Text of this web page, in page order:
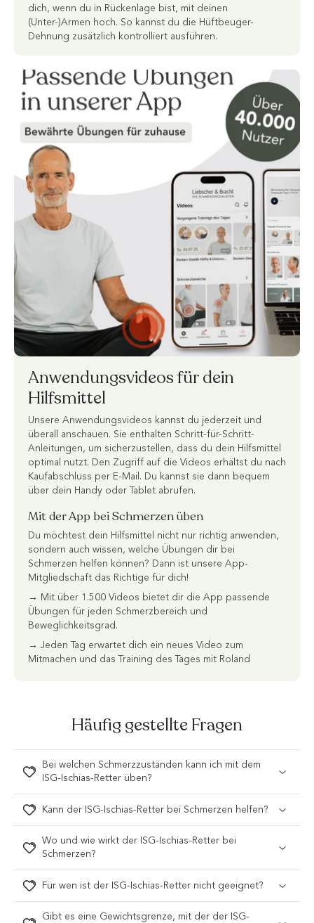
dich, wenn du in Rückenlage bist, mit deinen
(Unter-)Armen hoch. So kannst du die Hüftbeuger-
Dehnung zusätzlich kontrolliert ausführen.
Anwendungsvideos für dein
Hilfsmittel
Unsere Anwendungsvideos kannst du jederzeit und
überall anschauen. Sie enthalten Schritt-für-Schritt-
Anleitungen, um sicherzustellen, dass du dein Hilfsmittel
optimal nutzt. Den Zugriff auf die Videos erhältst du nach
Kaufabschluss per E-Mail. Du kannst sie dann bequem
über dein Handy oder Tablet abrufen.
Mit der App bei Schmerzen üben
Du möchtest dein Hilfsmittel nicht nur richtig anwenden,
sondern auch wissen, welche Übungen dir bei
Schmerzen helfen können? Dann ist unsere App-
Mitgliedschaft das Richtige für dich!
→ Mit über 1.500 Videos bietet dir die App passende
Übungen für jeden Schmerzbereich und
Beweglichkeitsgrad.
→ Jeden Tag erwartet dich ein neues Video zum
Mitmachen und das Training des Tages mit Roland
Häufig gestellte Fragen
Bei welchen Schmerzzuständen kann ich mit dem
ISG-Ischias-Retter üben?
Kann der ISG-Ischias-Retter bei Schmerzen helfen?
Wo und wie wirkt der ISG-Ischias-Retter bei
Schmerzen?
Für wen ist der ISG-Ischias-Retter nicht geeignet?
Gibt es eine Gewichtsgrenze, mit der der ISG-